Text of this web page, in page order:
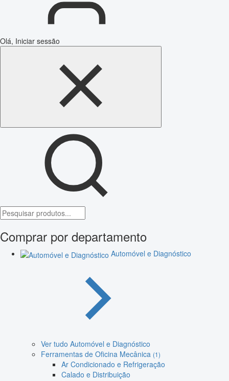
Olá, Iniciar sessão
Comprar por departamento
Automóvel e Diagnóstico
Ver tudo Automóvel e Diagnóstico
Ferramentas de Oficina Mecânica (1)
Ar Condicionado e Refrigeração
Calado e Distribuição